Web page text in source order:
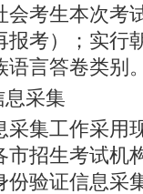
考生本次考
报考）；实行
语言答卷类别
采集
集工作采用
招生考试机
份验证信息采